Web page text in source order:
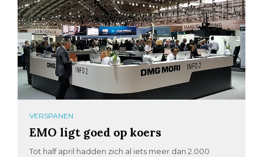
VERSPANEN
EMO ligt goed op koers
Tot half april hadden zich al iets meer dan 2.000